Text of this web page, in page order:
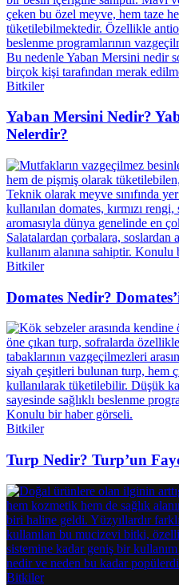
Bitkiler
Yaban Mersini Nedir?
Nelerdir?
Bitkiler
Domates Nedir?
Bitkiler
Turp Nedir? Turp’un
Bitkiler